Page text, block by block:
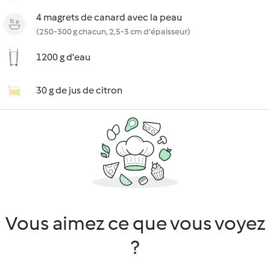
4 magrets de canard avec la peau
(250-300 g chacun, 2,5-3 cm d'épaisseur)
1200 g d'eau
30 g de jus de citron
Vous aimez ce que vous voyez
?